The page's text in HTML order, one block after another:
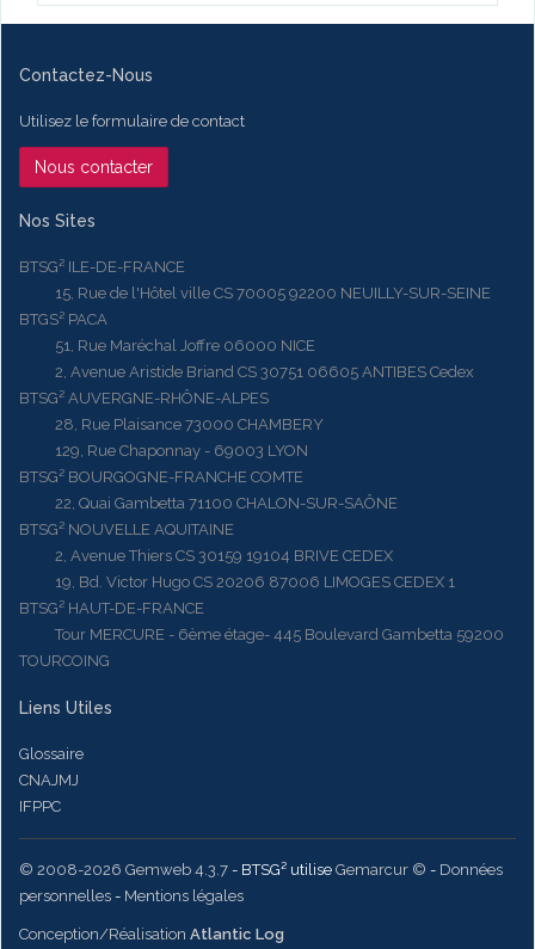
Contactez-Nous
Utilisez le formulaire de contact
Nous contacter
Nos Sites
BTSG² ILE-DE-FRANCE
15, Rue de l'Hôtel ville CS 70005 92200 NEUILLY-SUR-SEINE
BTGS² PACA
51, Rue Maréchal Joffre 06000 NICE
2, Avenue Aristide Briand CS 30751 06605 ANTIBES Cedex
BTSG² AUVERGNE-RHÔNE-ALPES
28, Rue Plaisance 73000 CHAMBERY
129, Rue Chaponnay - 69003 LYON
BTSG² BOURGOGNE-FRANCHE COMTE
22, Quai Gambetta 71100 CHALON-SUR-SAÔNE
BTSG² NOUVELLE AQUITAINE
2, Avenue Thiers CS 30159 19104 BRIVE CEDEX
19, Bd. Victor Hugo CS 20206 87006 LIMOGES CEDEX 1
BTSG² HAUT-DE-FRANCE
Tour MERCURE - 6ème étage- 445 Boulevard Gambetta 59200
TOURCOING
Liens Utiles
Glossaire
CNAJMJ
IFPPC
© 2008-2026 Gemweb 4.3.7 - BTSG² utilise Gemarcur © - Données
personnelles - Mentions légales
Conception/Réalisation Atlantic Log